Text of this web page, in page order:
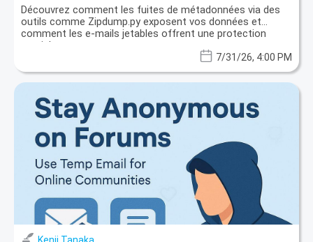
Découvrez comment les fuites de métadonnées via des
outils comme Zipdump.py exposent vos données et
comment les e-mails jetables offrent une protection
cruciale.
7/31/26, 4:00 PM
Kenji Tanaka